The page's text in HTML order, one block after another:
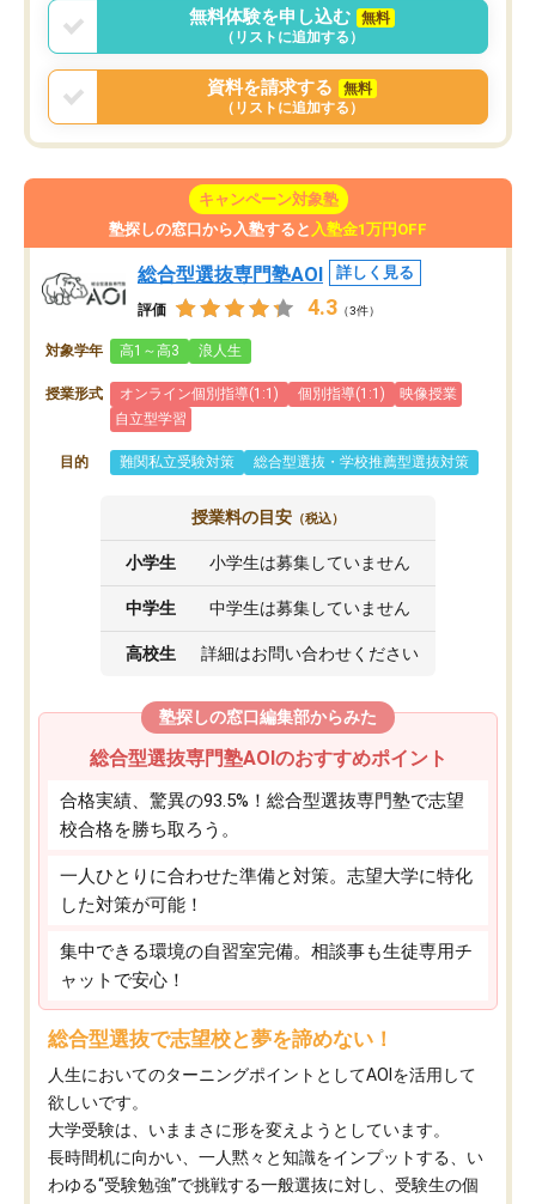
無料体験を申し込む
無料
（リストに追加する）
資料を請求する
無料
（リストに追加する）
キャンペーン対象塾
塾探しの窓口から入塾すると 入塾金1万円OFF
総合型選抜専門塾AOI 詳しく見る
評価 4.3 （3件）
対象学年 高1～高3 浪人生
授業形式 オンライン個別指導(1:1) 個別指導(1:1)
映像授業
自立型学習
目的 難関私立受験対策 総合型選抜・学校推薦型選抜対策
授業料の目安 （税込）
小学生 小学生は募集していません
中学生 中学生は募集していません
高校生 詳細はお問い合わせください
塾探しの窓口編集部からみた
総合型選抜専門塾AOIのおすすめポイント
合格実績、驚異の93.5%！総合型選抜専門塾で志望
校合格を勝ち取ろう。
一人ひとりに合わせた準備と対策。志望大学に特化
した対策が可能！
集中できる環境の自習室完備。相談事も生徒専用チ
ャットで安心！
総合型選抜で志望校と夢を諦めない！
人生においてのターニングポイントとしてAOIを活用して
欲しいです。
大学受験は、いままさに形を変えようとしています。
長時間机に向かい、一人黙々と知識をインプットする、い
わゆる“受験勉強”で挑戦する一般選抜に対し、受験生の個